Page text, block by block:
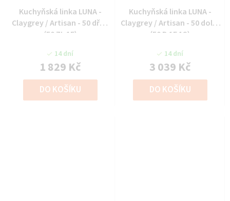
Kuchyňská linka LUNA -
Claygrey / Artisan - 50 dřez
(50 ZL 1F)
14 dní
1 829 Kč
DO KOŠÍKU
Kuchyňská linka LUNA -
Claygrey / Artisan - 50 dolní
(50 D 1F 1S)
14 dní
3 039 Kč
DO KOŠÍKU